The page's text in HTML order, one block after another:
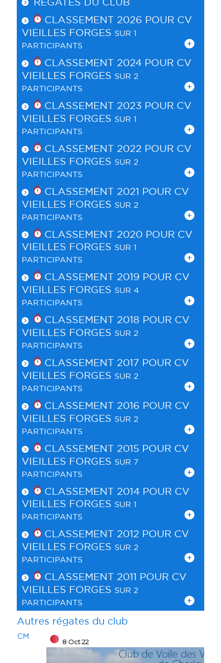
CLASSEMENT 2026 POUR CV
VIEILLES FORGES SUR 1
PARTICIPANTS
CLASSEMENT 2024 POUR CV
VIEILLES FORGES SUR 2
PARTICIPANTS
CLASSEMENT 2023 POUR CV
VIEILLES FORGES SUR 1
PARTICIPANTS
CLASSEMENT 2022 POUR CV
VIEILLES FORGES SUR 2
PARTICIPANTS
CLASSEMENT 2021 POUR CV
VIEILLES FORGES SUR 2
PARTICIPANTS
CLASSEMENT 2020 POUR CV
VIEILLES FORGES SUR 1
PARTICIPANTS
CLASSEMENT 2019 POUR CV
VIEILLES FORGES SUR 4
PARTICIPANTS
CLASSEMENT 2018 POUR CV
VIEILLES FORGES SUR 2
PARTICIPANTS
CLASSEMENT 2017 POUR CV
VIEILLES FORGES SUR 2
PARTICIPANTS
CLASSEMENT 2016 POUR CV
VIEILLES FORGES SUR 2
PARTICIPANTS
CLASSEMENT 2015 POUR CV
VIEILLES FORGES SUR 7
PARTICIPANTS
CLASSEMENT 2014 POUR CV
VIEILLES FORGES SUR 1
PARTICIPANTS
CLASSEMENT 2012 POUR CV
VIEILLES FORGES SUR 2
PARTICIPANTS
CLASSEMENT 2011 POUR CV
VIEILLES FORGES SUR 2
PARTICIPANTS
Autres régates du club
8 Oct 22